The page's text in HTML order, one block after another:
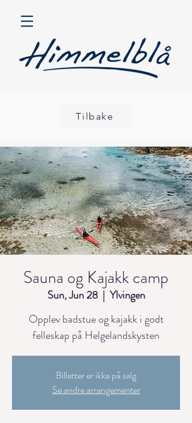
Tilbake
Sauna og Kajakk camp
Sun, Jun 28
  |
Ylvingen
Opplev badstue og kajakk i godt
felleskap på Helgelandskysten
Billetter er ikke på salg
Se andre arrangementer